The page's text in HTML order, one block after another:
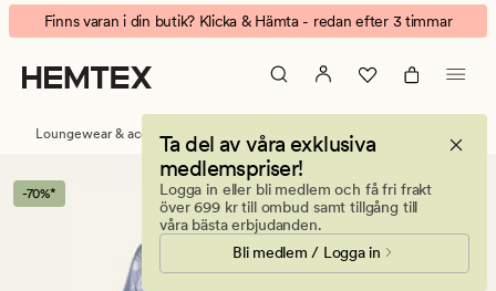
Ocean
kimono
blå
Animerad
banner.
Klicka
på
att
pausa.
Finns varan i din butik? Klicka & Hämta - redan efter 3 timmar
Ta del av våra exklusiva
medlemspriser!
Logga in eller bli medlem och få fri frakt
över 699 kr till ombud samt tillgång till
våra bästa erbjudanden.
Bli medlem / Logga in
Loungewear & accessoarer Pyjamas och nattlinnen
-70%*